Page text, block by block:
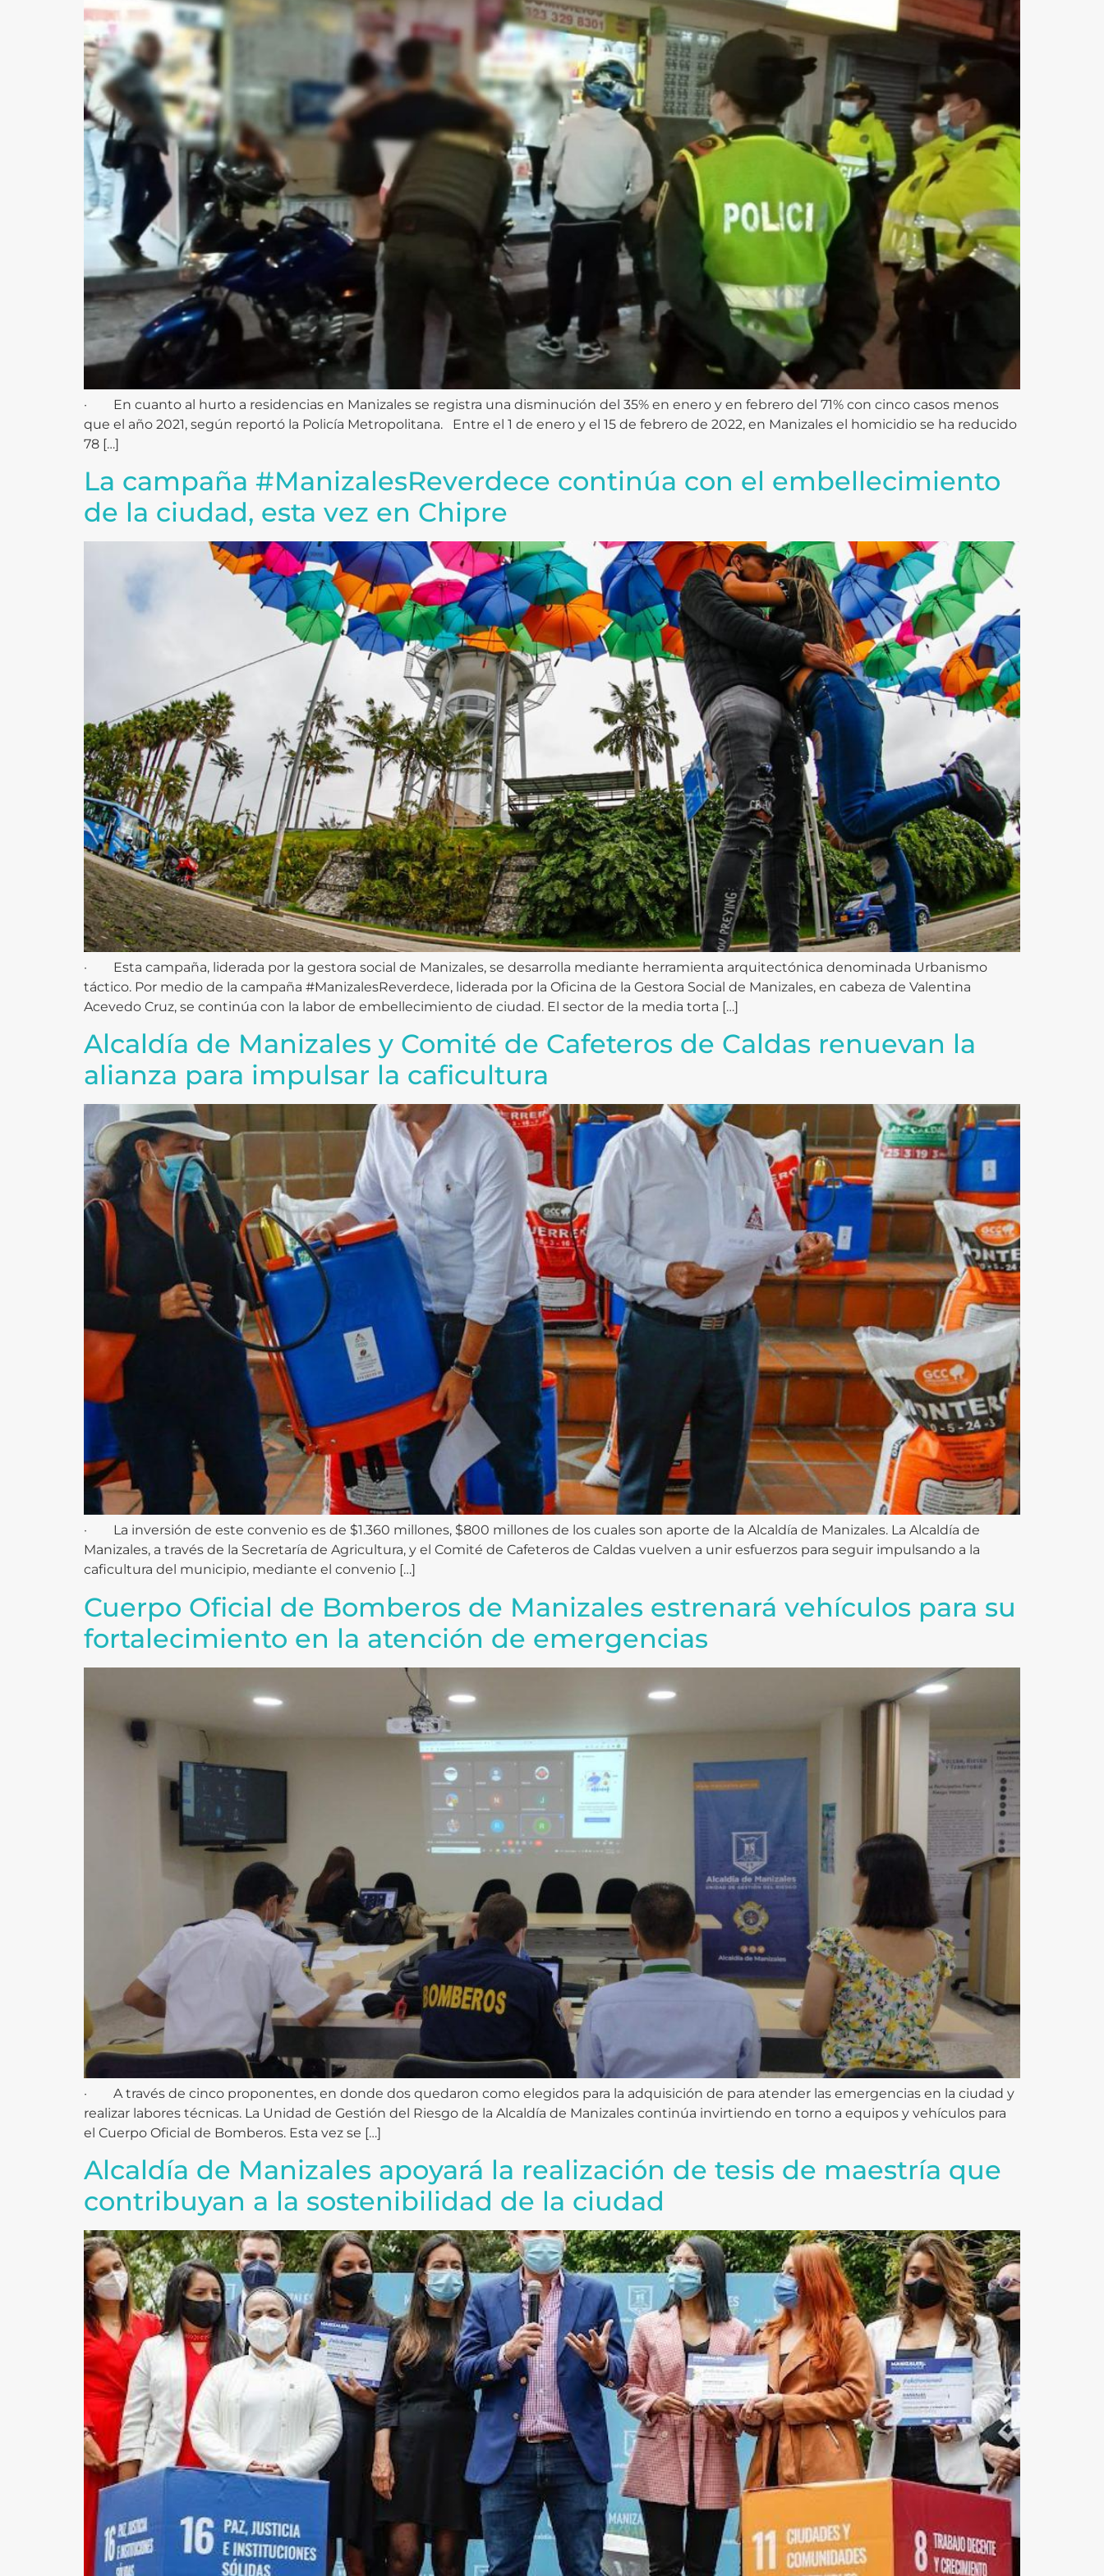
· En cuanto al hurto a residencias en Manizales se registra una disminución del 35% en enero y en febrero del 71% con cinco casos menos
que el año 2021, según reportó la Policía Metropolitana. Entre el 1 de enero y el 15 de febrero de 2022, en Manizales el homicidio se ha reducido
78 […]
La campaña #ManizalesReverdece continúa con el embellecimiento
de la ciudad, esta vez en Chipre
· Esta campaña, liderada por la gestora social de Manizales, se desarrolla mediante herramienta arquitectónica denominada Urbanismo
táctico. Por medio de la campaña #ManizalesReverdece, liderada por la Oficina de la Gestora Social de Manizales, en cabeza de Valentina
Acevedo Cruz, se continúa con la labor de embellecimiento de ciudad. El sector de la media torta […]
Alcaldía de Manizales y Comité de Cafeteros de Caldas renuevan la
alianza para impulsar la caficultura
· La inversión de este convenio es de $1.360 millones, $800 millones de los cuales son aporte de la Alcaldía de Manizales. La Alcaldía de
Manizales, a través de la Secretaría de Agricultura, y el Comité de Cafeteros de Caldas vuelven a unir esfuerzos para seguir impulsando a la
caficultura del municipio, mediante el convenio […]
Cuerpo Oficial de Bomberos de Manizales estrenará vehículos para su
fortalecimiento en la atención de emergencias
· A través de cinco proponentes, en donde dos quedaron como elegidos para la adquisición de para atender las emergencias en la ciudad y
realizar labores técnicas. La Unidad de Gestión del Riesgo de la Alcaldía de Manizales continúa invirtiendo en torno a equipos y vehículos para
el Cuerpo Oficial de Bomberos. Esta vez se […]
Alcaldía de Manizales apoyará la realización de tesis de maestría que
contribuyan a la sostenibilidad de la ciudad